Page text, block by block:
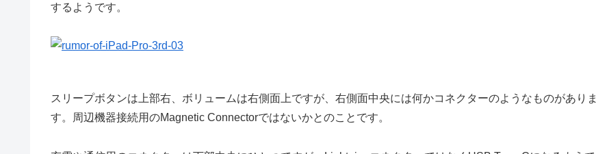
するようです。
スリープボタンは上部右、ボリュームは右側面上ですが、右側面中央には何かコネクターのようなものがありま
す。周辺機器接続用のMagnetic Connectorではないかとのことです。